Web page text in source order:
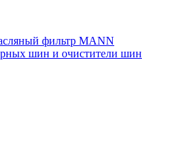
фильтр MANN
шин и очистители шин